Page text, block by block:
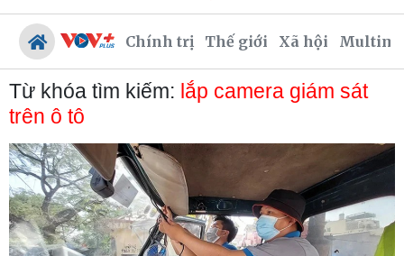
Chính trị Thế giới Xã hội
Chính trị
Đảng
Tổ chức nhân sự
Quốc hội
Nhận diện sự thật
Dự báo thời tiết
Giáo dục
Dấu ấn VOV
Việc làm
Từ khóa tìm kiếm: lắp camera giám sát
trên ô tô